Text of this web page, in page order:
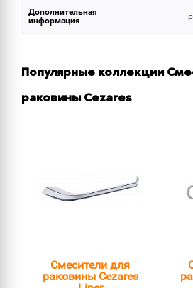
Дополнительная
информация
Популярные коллекции
раковины Cezares
Смесители для
раковины Cezares